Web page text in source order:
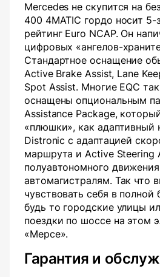
Mercedes не скупится на
400 4MATIC гордо носит 5-
рейтинг Euro NCAP. Он
цифровых «ангелов-
Стандартное оснащение
Active Brake Assist, Lane
Spot Assist. Многие EQC
оснащены опциональным
Assistance Package,
«плюшки», как адаптивный
Distronic с адаптацией
маршрута и Active Steering
полуавтономного
автомагистралям. Так что
чувствовать себя в полной
будь то городские улицы
поездки по шоссе на этом
«Мерсе».
Гарантия и